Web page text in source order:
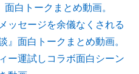
白トークまとめ動画。
ッセージを余儀なくされる
』面白トークまとめ動画。
ー運試しコラボ面白シーン